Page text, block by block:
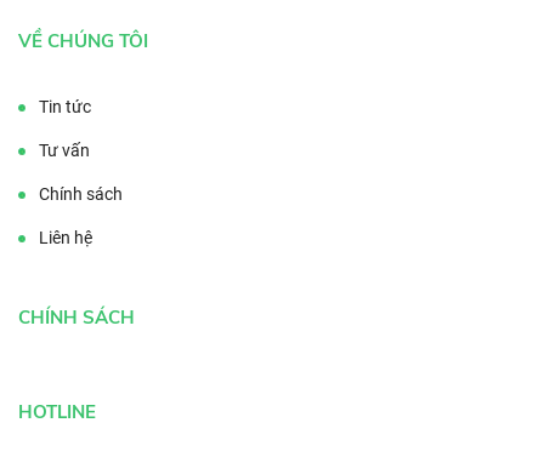
VỀ CHÚNG TÔI
Tin tức
Tư vấn
Chính sách
Liên hệ
CHÍNH SÁCH
HOTLINE